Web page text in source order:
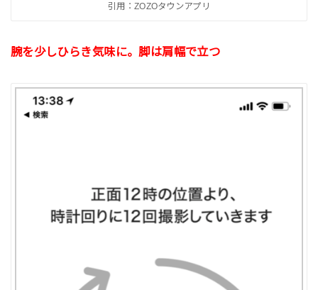
引用：ZOZOタウンアプリ
腕を少しひらき気味に。脚は肩幅で立つ